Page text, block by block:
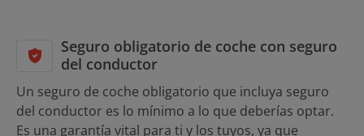
Seguro obligatorio de coche con seguro
del conductor
Un seguro de coche obligatorio que incluya seguro
del conductor es lo mínimo a lo que deberías optar.
Es una garantía vital para ti y los tuyos, ya que